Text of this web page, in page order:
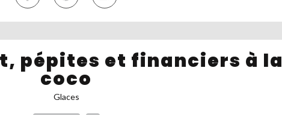
pépites et financiers à la
coco
Glaces